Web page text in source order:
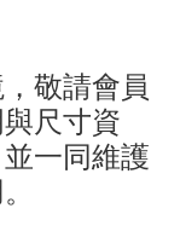
敬請會員
尺寸資
一同維護